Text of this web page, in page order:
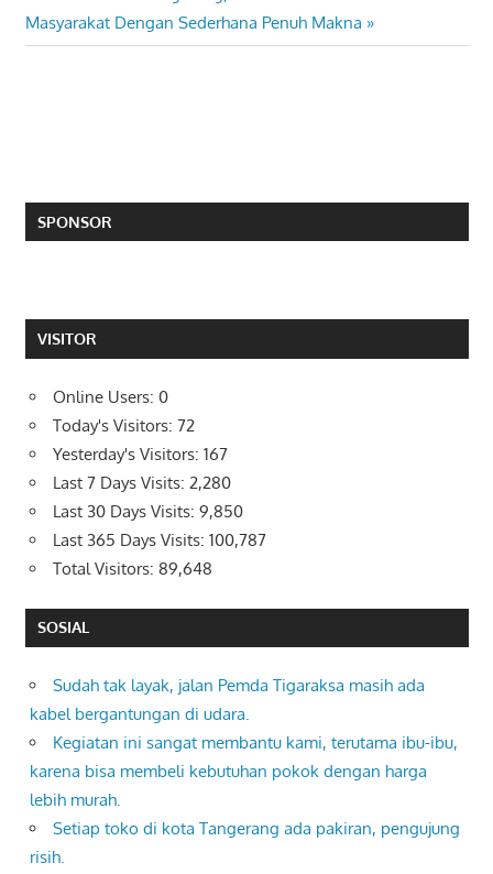
Post:
Masyarakat Dengan Sederhana Penuh Makna
SPONSOR
VISITOR
Online Users: 0
Today's Visitors: 72
Yesterday's Visitors: 167
Last 7 Days Visits: 2,280
Last 30 Days Visits: 9,850
Last 365 Days Visits: 100,787
Total Visitors: 89,648
SOSIAL
Sudah tak layak, jalan Pemda Tigaraksa masih ada
kabel bergantungan di udara.
Kegiatan ini sangat membantu kami, terutama ibu-ibu,
karena bisa membeli kebutuhan pokok dengan harga
lebih murah.
Setiap toko di kota Tangerang ada pakiran, pengujung
risih.